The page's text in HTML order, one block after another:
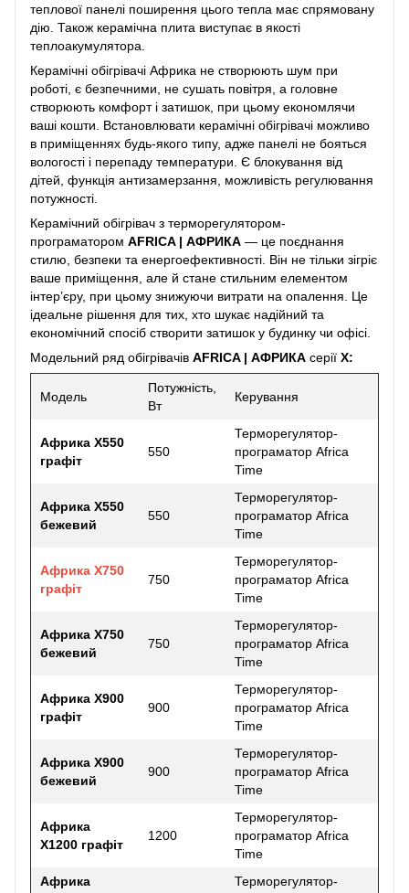
теплової панелі поширення цього тепла має спрямовану
дію. Також керамічна плита виступає в якості
теплоакумулятора.
Керамічні обігрівачі Африка не створюють шум при
роботі, є безпечними, не сушать повітря, а головне
створюють комфорт і затишок, при цьому економлячи
ваші кошти. Встановлювати керамічні обігрівачі можливо
в приміщеннях будь-якого типу, адже панелі не бояться
вологості і перепаду температури. Є блокування від
дітей, функція антизамерзання, можливість регулювання
потужності.
Керамічний обігрівач з терморегулятором-
програматором AFRICA | АФРИКА — це поєднання
стилю, безпеки та енергоефективності. Він не тільки зігріє
ваше приміщення, але й стане стильним елементом
інтер’єру, при цьому знижуючи витрати на опалення. Це
ідеальне рішення для тих, хто шукає надійний та
економічний спосіб створити затишок у будинку чи офісі.
Модельний ряд обігрівачів AFRICA | АФРИКА серії X:
Модель
Потужність,
Вт
Керування
Африка Х550
графіт
550
Терморегулятор-
програматор Africa
Time
Африка Х550
бежевий
550
Терморегулятор-
програматор Africa
Time
Африка Х750
графіт
750
Терморегулятор-
програматор Africa
Time
Африка Х750
бежевий
750
Терморегулятор-
програматор Africa
Time
Африка Х900
графіт
900
Терморегулятор-
програматор Africa
Time
Африка Х900
бежевий
900
Терморегулятор-
програматор Africa
Time
Африка
Х1200 графіт
1200
Терморегулятор-
програматор Africa
Time
Африка
Терморегулятор-